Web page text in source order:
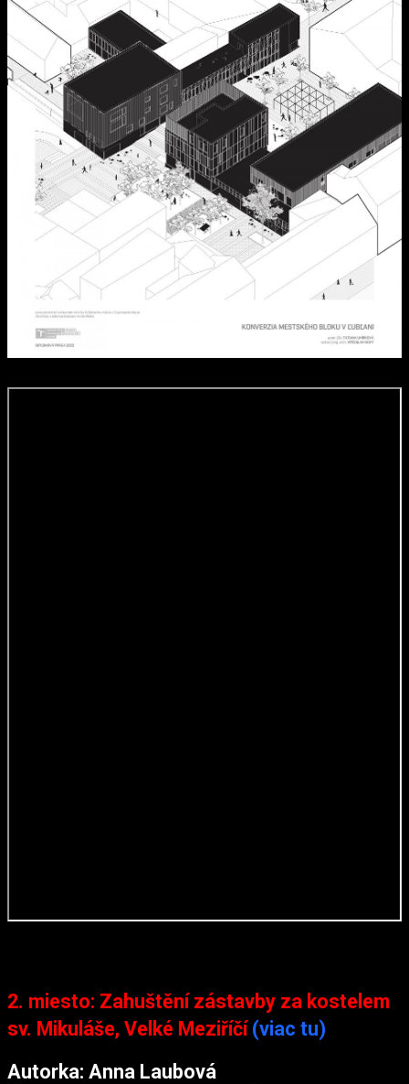
2. miesto: Zahuštění zástavby za kostelem
sv. Mikuláše, Velké Meziříčí (viac tu)
Autorka: Anna Laubová